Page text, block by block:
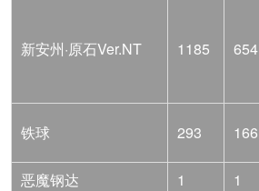
新安州·原石Ver.NT 1185 654
铁球 293 166
恶魔钢达
1 1